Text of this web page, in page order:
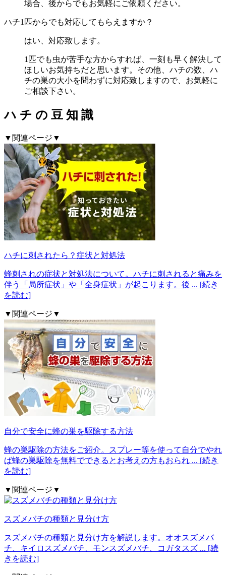
場合、後からでもお気軽にご依頼ください。
ハチ1匹からでも対応してもらえますか？
はい、対応致します。
1匹でも虫が苦手な方からすれば、一刻も早く解決して
ほしいお気持ちだと思います。その他、ハチの数、ハ
チの巣の大小を問わずに対応致しますので、お気軽に
ご相談下さい。
ハ チ の 豆 知 識
▼関連ページ▼
ハチに刺されたら？症状と対処法
蜂刺されの症状と対処法について。ハチに刺されると痛みを
伴う「局所症状」や「全身症状」が起こります。後 ... [続き
を読む]
▼関連ページ▼
自分で安全に蜂の巣を駆除する方法
蜂の巣駆除の方法をご紹介。スプレー等を使って自分でやれ
ば蜂の巣駆除を無料でできるとお考えの方もおられ ... [続き
を読む]
▼関連ページ▼
スズメバチの種類と見分け方
スズメバチの種類と見分け方を解説します。オオスズメバ
チ、キイロスズメバチ、モンスズメバチ、コガタスズ ... [続
きを読む]